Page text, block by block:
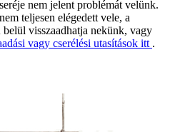
nem jelent problémát velünk.
teljesen elégedett vele, a
visszaadhatja nekünk, vagy
vagy cserélési utasítások itt .